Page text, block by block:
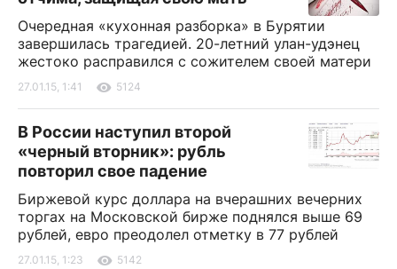
Очередная «кухонная разборка» в Бурятии
завершилась трагедией. 20-летний улан-удэнец
жестоко расправился с сожителем своей матери
27.01.15, 1:41 5124
В России наступил второй
«черный вторник»: рубль
повторил свое падение
Биржевой курс доллара на вчерашних вечерних
торгах на Московской бирже поднялся выше 69
рублей, евро преодолел отметку в 77 рублей
27.01.15, 1:23 5142